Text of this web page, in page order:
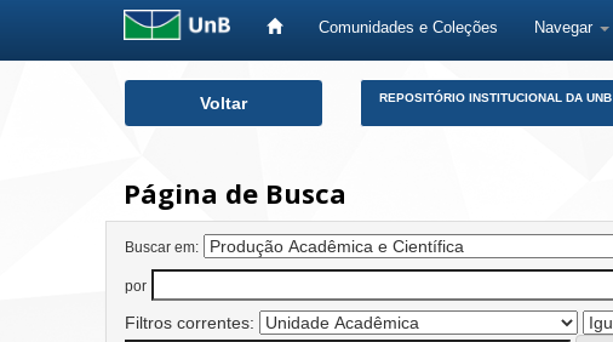
Comunidades e Coleções Navegar
Voltar REPOSITÓRIO INSTITUCIONAL DA UNB
Página de Busca
Buscar em:
por
Filtros correntes: